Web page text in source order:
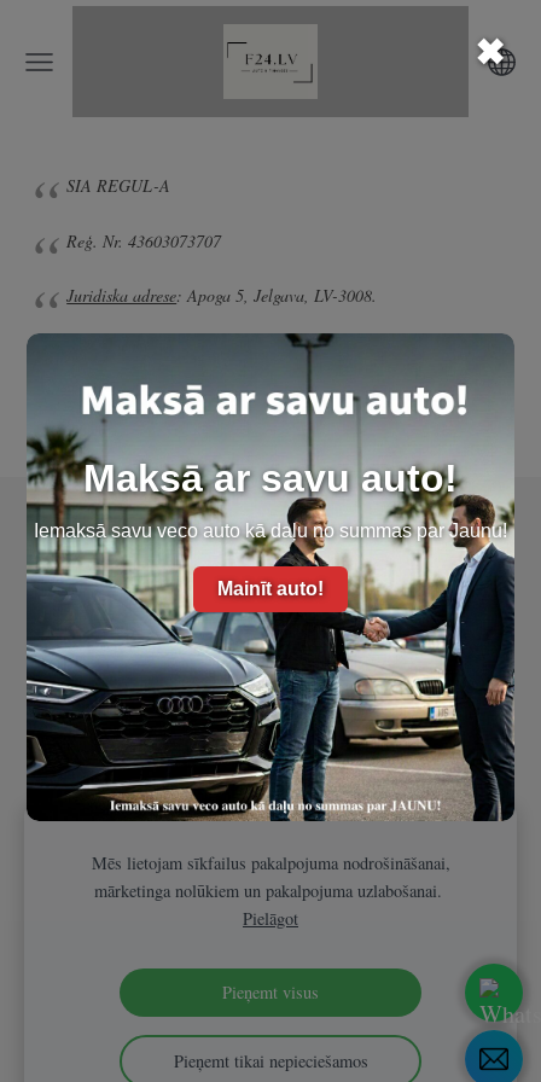
✖
Maksā ar savu auto!
Iemaksā savu veco auto kā daļu no summas par Jaunu!
Mainīt auto!
SIA REGUL-A
Reģ. Nr. 43603073707
Juridiska adrese: Apoga 5, Jelgava, LV-3008.
Auto apskateTIKAI ar pierakstu +37125977086
Sīkdatnes
Seko mums soctīklos!
Mēs lietojam sīkfailus pakalpojuma nodrošināšanai,
mārketinga nolūkiem un pakalpojuma uzlabošanai.
Pielāgot
Pieņemt visus
Pieņemt tikai nepieciešamos